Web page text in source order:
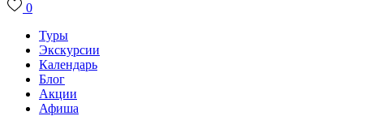
0
Туры
Экскурсии
Календарь
Блог
Акции
Афиша